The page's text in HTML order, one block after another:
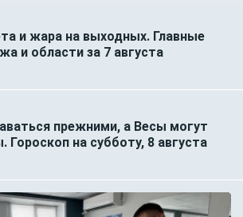
и жара на выходных. Главные
и области за 7 августа
прежними, а Весы могут
Гороскоп на субботу, 8 августа